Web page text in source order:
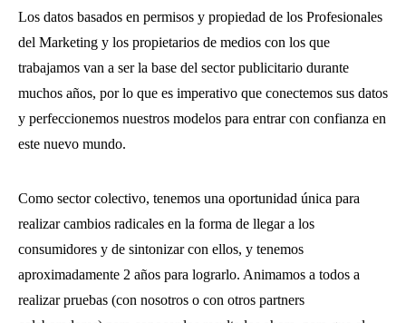
Los datos basados en permisos y propiedad de los Profesionales
del Marketing y los propietarios de medios con los que
trabajamos van a ser la base del sector publicitario durante
muchos años, por lo que es imperativo que conectemos sus datos
y perfeccionemos nuestros modelos para entrar con confianza en
este nuevo mundo.
Como sector colectivo, tenemos una oportunidad única para
realizar cambios radicales en la forma de llegar a los
consumidores y de sintonizar con ellos, y tenemos
aproximadamente 2 años para lograrlo. Animamos a todos a
realizar pruebas (con nosotros o con otros partners